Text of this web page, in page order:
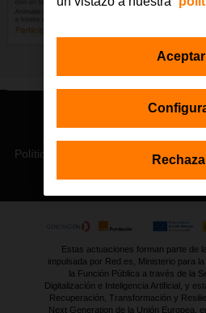
© Orange
Accesibilidad
Lectura
Política de privacidad
Política de
Estas actuaciones forman parte de
impulsada por Red.es, Ministerio para
la Función Pública a través de la
Digitalización e Inteligencia Artificial, y
Recuperación, Transformación y
Next Generation de la Unión Europea,
Aceptar